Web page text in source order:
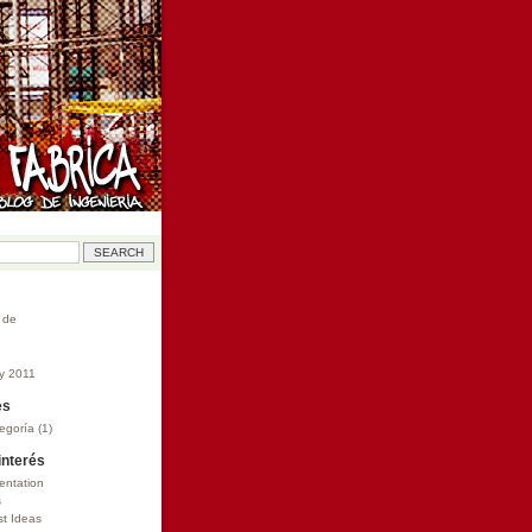
de
2011
(1)
Ideas